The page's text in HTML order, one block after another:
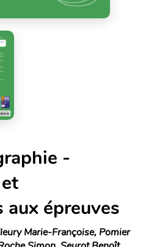
-
épreuves
Marie-Françoise, Pomier